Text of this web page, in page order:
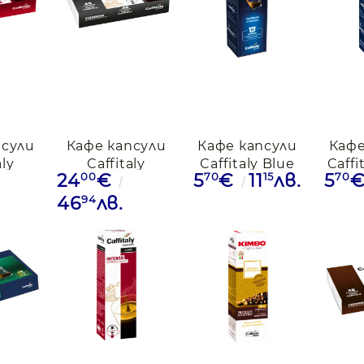
Кафе капсули
Caffitaly
Vigaroso, 48бр.
2400€
4694лв.
Кафе капсули
Caffitaly Blue
Borbone, 10бр.
570€ 1115лв. 570